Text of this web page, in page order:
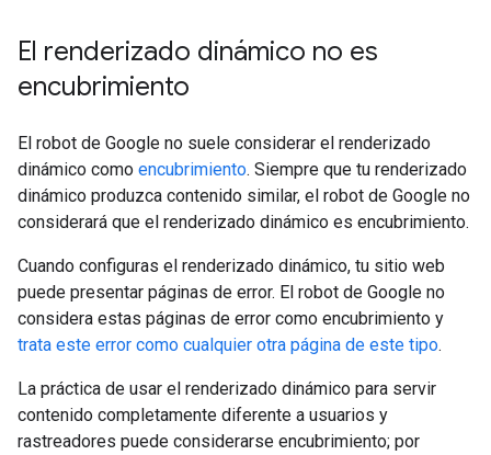
El renderizado dinámico no es
encubrimiento
El robot de Google no suele considerar el renderizado
dinámico como encubrimiento. Siempre que tu renderizado
dinámico produzca contenido similar, el robot de Google no
considerará que el renderizado dinámico es encubrimiento.
Cuando configuras el renderizado dinámico, tu sitio web
puede presentar páginas de error. El robot de Google no
considera estas páginas de error como encubrimiento y
trata este error como cualquier otra página de este tipo.
La práctica de usar el renderizado dinámico para servir
contenido completamente diferente a usuarios y
rastreadores puede considerarse encubrimiento; por